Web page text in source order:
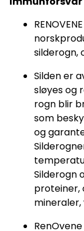
silderogn,
Silden er
sløyes og
rogn blir
som
og
Silderogn
proteiner,